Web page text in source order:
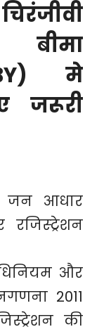
मे
जरूरी
जन आधार
और
2011
की